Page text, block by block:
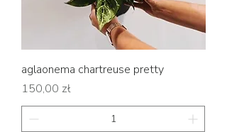
aglaonema chartreuse pretty
Cena
150,00 zł